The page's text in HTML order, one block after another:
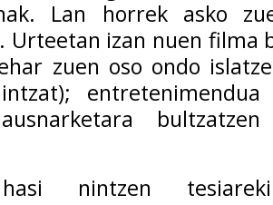
Lan horrek asko
Urteetan izan nuen filma
zuen oso ondo
nintzen